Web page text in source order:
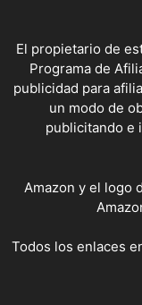
El propietario de
Programa de
publicidad para
un modo de
publicitando e
Amazon y el logo
Todos los enlaces